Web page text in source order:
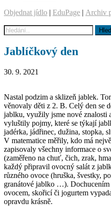
Objednat jídlo | EduPage | Archiv
Jablíčkový den
30. 9. 2021
Nastal podzim a sklizeň jablek.
věnovaly děti z 2. B. Celý den se
jablku, využily jsme nové znalosti
vyluštily pojmy, které se týkají
jadérka, jádřinec, dužina, stopka,
V matematice měřily, kdo má
zapisovaly všechny informace o
(zaměřeno na chuť, čich, zrak,
každý připravil ovocný salát z
různého ovoce (hruška, švestky,
granátové jablko …). Dochucením
ovocem, skořicí či jogurtem
opravdu krásně.